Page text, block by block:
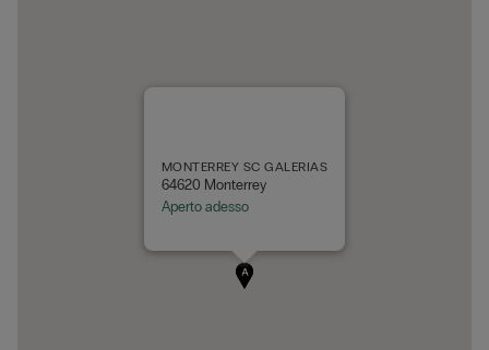
A
MONTERREY SC GALERIAS
64620 Monterrey
Aperto adesso